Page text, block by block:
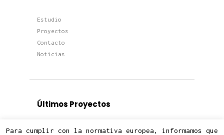
Estudio
Proyectos
Contacto
Noticias
Últimos Proyectos
Proyectos
Para cumplir con la normativa europea, informamos que